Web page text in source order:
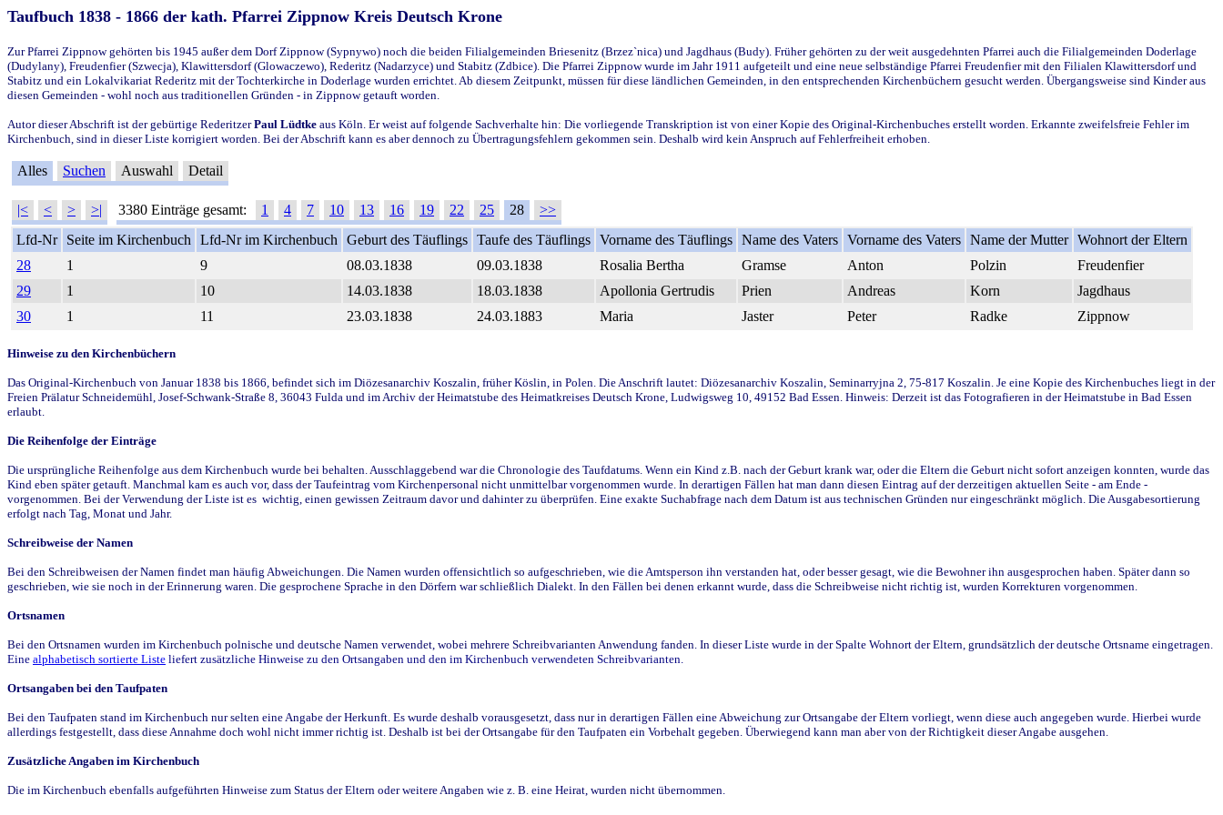
Taufbuch 1838 - 1866 der kath. Pfarrei Zippnow Kreis Deutsch Krone
Zur Pfarrei Zippnow gehörten bis 1945 außer dem Dorf Zippnow (Sypnywo) noch die beiden Filialgemeinden Briesenitz (Brzez`nica) und Jagdhaus (Budy). Früher gehörten zu der weit ausgedehnten Pfarrei auch die Filialgemeinden Doderlage
(Dudylany), Freudenfier (Szwecja), Klawittersdorf (Glowaczewo), Rederitz (Nadarzyce) und Stabitz (Zdbice). Die Pfarrei Zippnow wurde im Jahr 1911 aufgeteilt und eine neue selbständige Pfarrei Freudenfier mit den Filialen Klawittersdorf und
Stabitz und ein Lokalvikariat Rederitz mit der Tochterkirche in Doderlage wurden errichtet. Ab diesem Zeitpunkt, müssen für diese ländlichen Gemeinden, in den entsprechenden Kirchenbüchern gesucht werden. Übergangsweise sind Kinder aus
diesen Gemeinden - wohl noch aus traditionellen Gründen - in Zippnow getauft worden.
Autor dieser Abschrift ist der gebürtige RederitzerPaul Lüdtke aus Köln. Er weist auf folgende Sachverhalte hin: Die vorliegende Transkription ist von einer Kopie des Original-Kirchenbuches erstellt worden. Erkannte zweifelsfreie Fehler im
Kirchenbuch, sind in dieser Liste korrigiert worden. Bei der Abschrift kann es aber dennoch zu Übertragungsfehlern gekommen sein. Deshalb wird kein Anspruch auf Fehlerfreiheit erhoben.
Alles Suchen Auswahl Detail
|< < > >| 3380 Einträge gesamt: 1 4 7 10 13 16 19 22 25 28
>>
Lfd-Nr
Seite im Kirchenbuch Lfd-Nr im Kirchenbuch Geburt des Täuflings Taufe des Täuflings Vorname des Täuflings Name des Vaters Vorname des Vaters Name der Mutter Wohnort der Eltern
28
1 9 08.03.1838 09.03.1838 Rosalia Bertha Gramse Anton Polzin
Freudenfier
29
1 10 14.03.1838 18.03.1838 Apollonia Gertrudis Prien Andreas Korn
Jagdhaus
30
1 11 23.03.1838 24.03.1883 Maria Jaster Peter Radke Zippnow
Hinweise zu den Kirchenbüchern
Das Original-Kirchenbuch von Januar 1838 bis 1866, befindet sich im Diözesanarchiv Koszalin, früher Köslin, in Polen. Die Anschrift lautet: Diözesanarchiv Koszalin, Seminarryjna 2, 75-817 Koszalin. Je eine Kopie des Kirchenbuches liegt in der
Freien Prälatur Schneidemühl, Josef-Schwank-Straße 8, 36043 Fulda und im Archiv der Heimatstube des Heimatkreises Deutsch Krone, Ludwigsweg 10, 49152 Bad Essen. Hinweis: Derzeit ist das Fotografieren in der Heimatstube in Bad Essen
erlaubt.
Die Reihenfolge der Einträge
Die ursprüngliche Reihenfolge aus dem Kirchenbuch wurde bei behalten. Ausschlaggebend war die Chronologie des Taufdatums. Wenn ein Kind z.B. nach der Geburt krank war, oder die Eltern die Geburt nicht sofort anzeigen konnten, wurde das
Kind eben später getauft. Manchmal kam es auch vor, dass der Taufeintrag vom Kirchenpersonal nicht unmittelbar vorgenommen wurde. In derartigen Fällen hat man dann diesen Eintrag auf der derzeitigen aktuellen Seite - am Ende -
vorgenommen. Bei der Verwendung der Liste ist es wichtig, einen gewissen Zeitraum davor und dahinter zu überprüfen. Eine exakte Suchabfrage nach dem Datum ist aus technischen Gründen nur eingeschränkt möglich. Die Ausgabesortierung
erfolgt nach Tag, Monat und Jahr.
Schreibweise der Namen
Bei den Schreibweisen der Namen findet man häufig Abweichungen. Die Namen wurden offensichtlich so aufgeschrieben, wie die Amtsperson ihn verstanden hat, oder besser gesagt, wie die Bewohner ihn ausgesprochen haben. Später dann so
geschrieben, wie sie noch in der Erinnerung waren. Die gesprochene Sprache in den Dörfern war schließlich Dialekt. In den Fällen bei denen erkannt wurde, dass die Schreibweise nicht richtig ist, wurden Korrekturen vorgenommen.
Ortsnamen
Bei den Ortsnamen wurden im Kirchenbuch polnische und deutsche Namen verwendet, wobei mehrere Schreibvarianten Anwendung fanden. In dieser Liste wurde in der Spalte Wohnort der Eltern, grundsätzlich der deutsche Ortsname eingetragen.
Eine alphabetisch sortierte Liste liefert zusätzliche Hinweise zu den Ortsangaben und den im Kirchenbuch verwendeten Schreibvarianten.
Ortsangaben bei den Taufpaten
Bei den Taufpaten stand im Kirchenbuch nur selten eine Angabe der Herkunft. Es wurde deshalb vorausgesetzt, dass nur in derartigen Fällen eine Abweichung zur Ortsangabe der Eltern vorliegt, wenn diese auch angegeben wurde. Hierbei wurde
allerdings festgestellt, dass diese Annahme doch wohl nicht immer richtig ist. Deshalb ist bei der Ortsangabe für den Taufpaten ein Vorbehalt gegeben. Überwiegend kann man aber von der Richtigkeit dieser Angabe ausgehen.
Zusätzliche Angaben im Kirchenbuch
Die im Kirchenbuch ebenfalls aufgeführten Hinweise zum Status der Eltern oder weitere Angaben wie z. B. eine Heirat, wurden nicht übernommen.